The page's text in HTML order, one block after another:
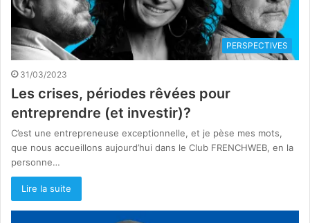
PERSPECTIVES
31/03/2023
Les crises, périodes rêvées pour
entreprendre (et investir)?
C’est une entrepreneuse exceptionnelle, et je pèse mes mots,
que nous accueillons aujourd’hui dans le Club FRENCHWEB, en la
personne…
Lire la suite